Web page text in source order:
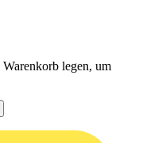
legen, um